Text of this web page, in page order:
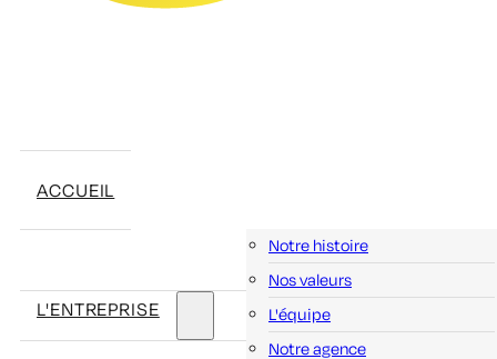
ACCUEIL
L'ENTREPRISE
Notre histoire
Nos valeurs
L'équipe
Notre agence